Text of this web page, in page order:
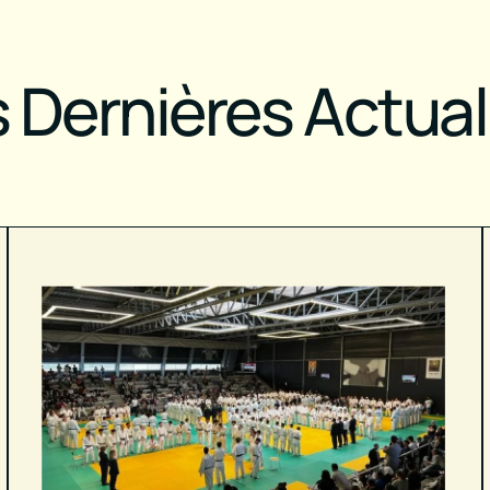
Dernières